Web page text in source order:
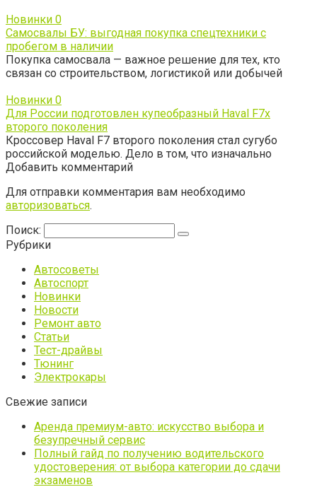
Новинки 0
Самосвалы БУ: выгодная покупка спецтехники с
пробегом в наличии
Покупка самосвала — важное решение для тех, кто
связан со строительством, логистикой или добычей
Новинки 0
Для России подготовлен купеобразный Haval F7x
второго поколения
Кроссовер Haval F7 второго поколения стал сугубо
российской моделью. Дело в том, что изначально
Добавить комментарий
Для отправки комментария вам необходимо
авторизоваться.
Поиск:
Рубрики
Автосоветы
Автоспорт
Новинки
Новости
Ремонт авто
Статьи
Тест-драйвы
Тюнинг
Электрокары
Свежие записи
Аренда премиум-авто: искусство выбора и
безупречный сервис
Полный гайд по получению водительского
удостоверения: от выбора категории до сдачи
экзаменов